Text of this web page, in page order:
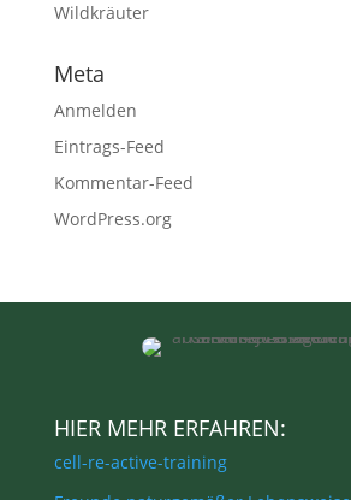
Wildkräuter
Meta
Anmelden
Eintrags-Feed
Kommentar-Feed
WordPress.org
HIER MEHR ERFAHREN:
cell-re-active-training